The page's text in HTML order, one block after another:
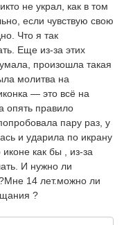
не украл, как в том
если чувствую свою
Что я так
Еще из-за этих
произошла такая
молитва на
— это всё на
опять правило
пару раз, у
и ударила по икрану
иконе как бы , из-за
И нужно ли
14 лет.можно ли
?